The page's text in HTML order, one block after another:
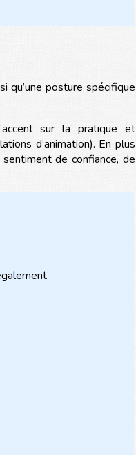
qu’une posture spécifique
sur la pratique et
d’animation). En plus
de confiance, de